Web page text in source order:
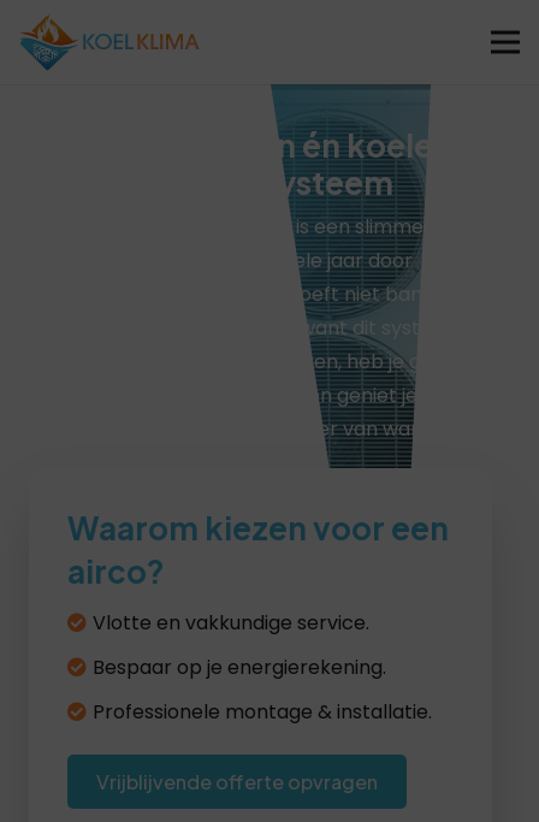
Airco verwarmen én koelen:
comfort in één systeem
Airco verwarmen en koelen is een slimme
manier om het binnen het hele jaar door
comfortabel te houden. Je hoeft niet bang te
zijn voor te warm of te koud, want dit systeem
doet beide. Zo bespaar je kosten, heb je geen
twee aparte systemen nodig en geniet je in de
zomer van koelte en in de winter van warmte.
Waarom kiezen voor een
airco?
Vlotte en vakkundige service.
Bespaar op je energierekening.
Professionele montage & installatie.
Vrijblijvende offerte opvragen